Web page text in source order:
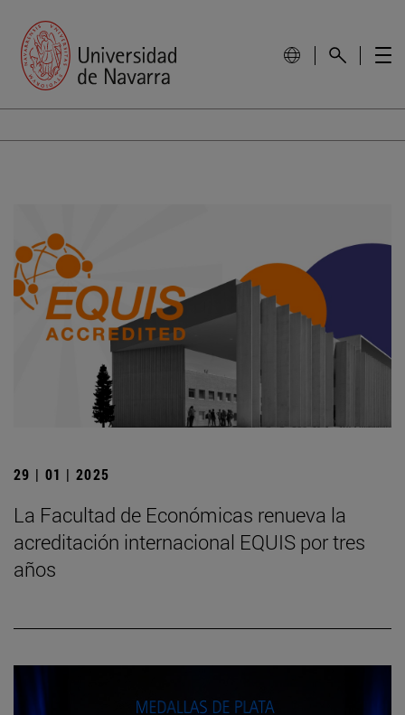
29 | 01 | 2025
La Facultad de Económicas renueva la
acreditación internacional EQUIS por tres
años